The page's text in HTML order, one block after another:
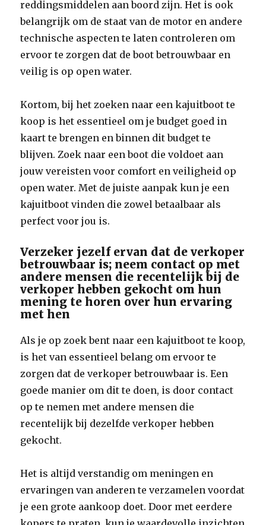
reddingsmiddelen aan boord zijn. Het is ook
belangrijk om de staat van de motor en andere
technische aspecten te laten controleren om
ervoor te zorgen dat de boot betrouwbaar en
veilig is op open water.
Kortom, bij het zoeken naar een kajuitboot te
koop is het essentieel om je budget goed in
kaart te brengen en binnen dit budget te
blijven. Zoek naar een boot die voldoet aan
jouw vereisten voor comfort en veiligheid op
open water. Met de juiste aanpak kun je een
kajuitboot vinden die zowel betaalbaar als
perfect voor jou is.
Verzeker jezelf ervan dat de verkoper
betrouwbaar is; neem contact op met
andere mensen die recentelijk bij de
verkoper hebben gekocht om hun
mening te horen over hun ervaring
met hen
Als je op zoek bent naar een kajuitboot te koop,
is het van essentieel belang om ervoor te
zorgen dat de verkoper betrouwbaar is. Een
goede manier om dit te doen, is door contact
op te nemen met andere mensen die
recentelijk bij dezelfde verkoper hebben
gekocht.
Het is altijd verstandig om meningen en
ervaringen van anderen te verzamelen voordat
je een grote aankoop doet. Door met eerdere